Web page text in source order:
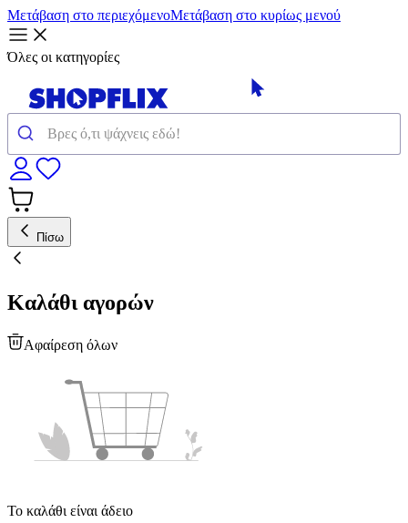
Μετάβαση στο περιεχόμενοΜετάβαση στο κυρίως μενού
Όλες οι κατηγορίες
Πίσω
Καλάθι αγορών
Αφαίρεση όλων
Το καλάθι είναι άδειο